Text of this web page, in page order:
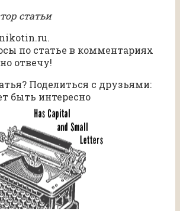
статьи
по статье в комментариях
отвечу!
Поделиться с друзьями:
быть интересно